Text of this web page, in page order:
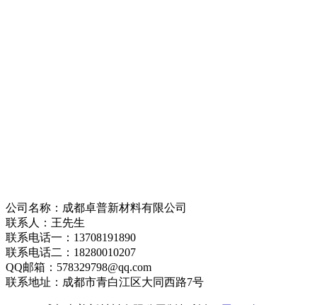
公司名称：成都卓普新材料有限公司
联系人：王先生
联系电话一：13708191890
联系电话二：18280010207
QQ邮箱：578329798@qq.com
联系地址：成都市青白江区大同西路7号